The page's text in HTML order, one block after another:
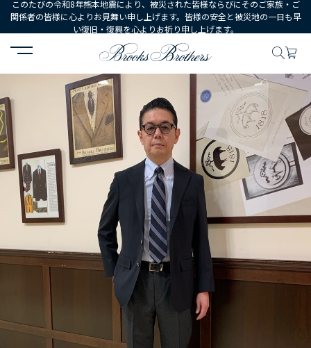
このたびの令和8年熊本地震により、被災された皆様ならびにそのご家族・ご
関係者の皆様に心よりお見舞い申し上げます。皆様の安全と被災地の一日も早
い復旧・復興を心よりお祈り申し上げます。
HOME コーディネート コーディネート詳細